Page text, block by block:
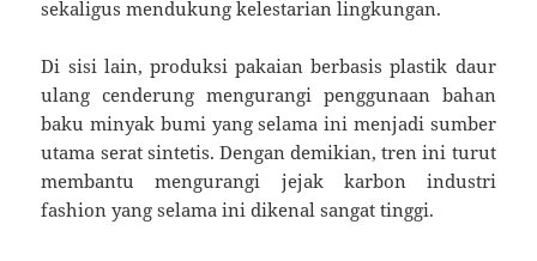
sekaligus mendukung kelestarian lingkungan.
Di sisi lain, produksi pakaian berbasis plastik daur
ulang cenderung mengurangi penggunaan bahan
baku minyak bumi yang selama ini menjadi sumber
utama serat sintetis. Dengan demikian, tren ini turut
membantu mengurangi jejak karbon industri
fashion yang selama ini dikenal sangat tinggi.